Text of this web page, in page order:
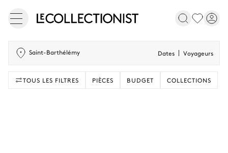
Saint-Barthélémy Dates Voyageurs
TOUS LES FILTRES PIÈCES BUDGET COLLECTIONS